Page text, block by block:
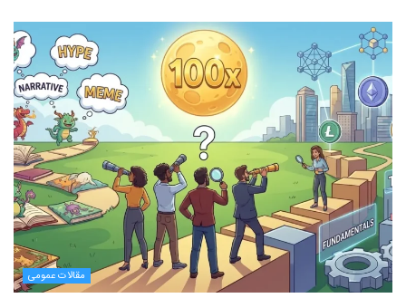
مقالات عمومی